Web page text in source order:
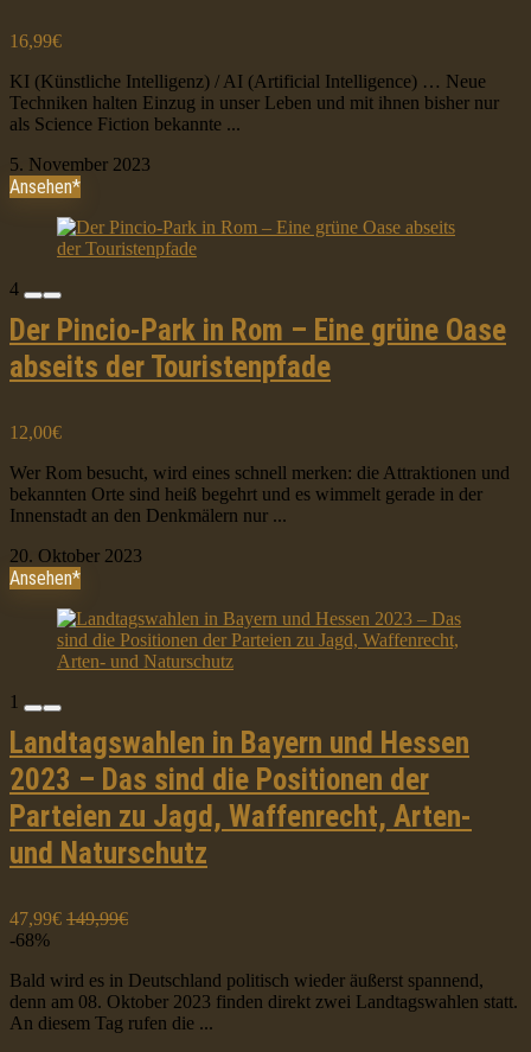
16,99€
KI (Künstliche Intelligenz) / AI (Artificial Intelligence) … Neue
Techniken halten Einzug in unser Leben und mit ihnen bisher nur
als Science Fiction bekannte ...
5. November 2023
Ansehen*
4
Der Pincio-Park in Rom – Eine grüne Oase
abseits der Touristenpfade
12,00€
Wer Rom besucht, wird eines schnell merken: die Attraktionen und
bekannten Orte sind heiß begehrt und es wimmelt gerade in der
Innenstadt an den Denkmälern nur ...
20. Oktober 2023
Ansehen*
1
Landtagswahlen in Bayern und Hessen
2023 – Das sind die Positionen der
Parteien zu Jagd, Waffenrecht, Arten-
und Naturschutz
47,99€ 149,99€
-68%
Bald wird es in Deutschland politisch wieder äußerst spannend,
denn am 08. Oktober 2023 finden direkt zwei Landtagswahlen statt.
An diesem Tag rufen die ...